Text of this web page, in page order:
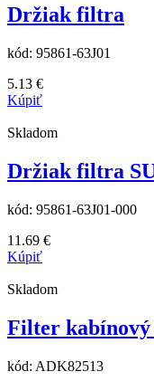
Držiak filtra
kód: 95861-63J01
5.13 €
Kúpiť
Skladom
Držiak filtra
kód: 95861-63J01-000
11.69 €
Kúpiť
Skladom
Filter kabínový
kód: ADK82513